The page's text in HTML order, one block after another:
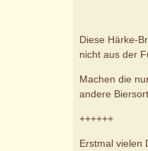
Diese Härke-
nicht aus der
Machen die
andere
++++++
Erstmal vielen